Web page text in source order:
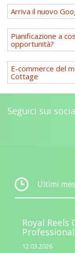
Arriva il nuovo
Pianificazione a
opportunità?
E-commerce del
Cottage
Seguici sui
Ultimi
Royal Reels
12.03.2026